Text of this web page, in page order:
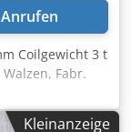
Anrufen
Coilgewicht 3 t
Fabr.
mm
Kleinanzeige